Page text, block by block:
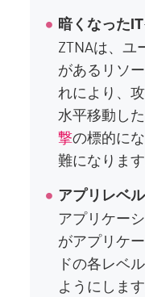
暗くなった
ZTNAは、ユ
があるリソ
れにより、
水平移動し
撃の標的に
難になります
アプリレベ
アプリケー
がアプリケ
ドの各レベ
ようにします